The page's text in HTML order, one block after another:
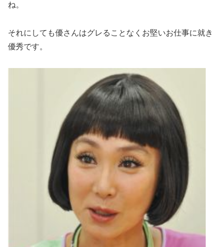
ね。
それにしても優さんはグレることなくお堅いお仕事に就き
優秀です。